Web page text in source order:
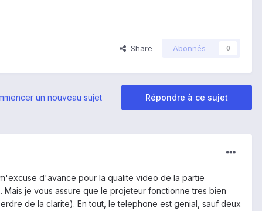
Share Abonnés 0
Répondre à ce sujet
un nouveau sujet
d'avance pour la qualite video de la partie
je vous assure que le projeteur fonctionne tres bien
de la clarite). En tout, le telephone est genial, sauf deux